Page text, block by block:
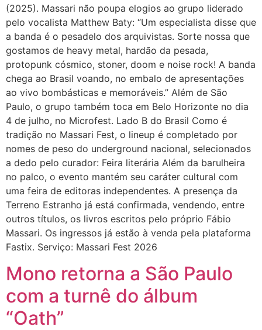
(2025). Massari não poupa elogios ao grupo liderado
pelo vocalista Matthew Baty: “Um especialista disse que
a banda é o pesadelo dos arquivistas. Sorte nossa que
gostamos de heavy metal, hardão da pesada,
protopunk cósmico, stoner, doom e noise rock! A banda
chega ao Brasil voando, no embalo de apresentações
ao vivo bombásticas e memoráveis.” Além de São
Paulo, o grupo também toca em Belo Horizonte no dia
4 de julho, no Microfest. Lado B do Brasil Como é
tradição no Massari Fest, o lineup é completado por
nomes de peso do underground nacional, selecionados
a dedo pelo curador: Feira literária Além da barulheira
no palco, o evento mantém seu caráter cultural com
uma feira de editoras independentes. A presença da
Terreno Estranho já está confirmada, vendendo, entre
outros títulos, os livros escritos pelo próprio Fábio
Massari. Os ingressos já estão à venda pela plataforma
Fastix. Serviço: Massari Fest 2026
Mono retorna a São Paulo
com a turnê do álbum
“Oath”